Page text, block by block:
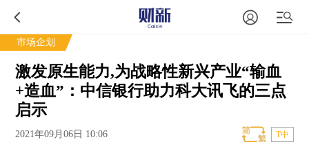
市场企划
激发原生能力,为战略性新兴产业“输血
+造血”：中信银行助力科大讯飞的三点
启示
2021年09月06日 10:06 T中